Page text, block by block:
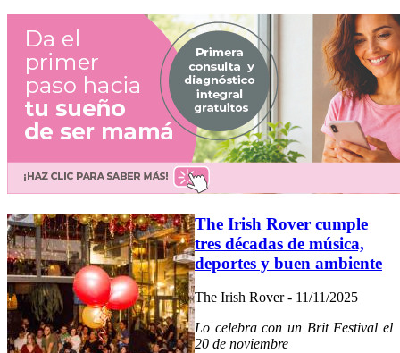
The Irish Rover cumple
tres décadas de música,
deportes y buen ambiente
The Irish Rover - 11/11/2025
Lo celebra con un Brit Festival el
20 de noviembre